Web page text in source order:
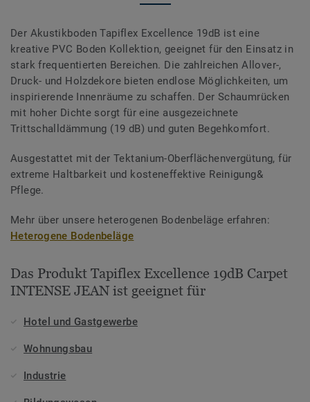
Der Akustikboden Tapiflex Excellence 19dB ist eine
kreative PVC Boden Kollektion, geeignet für den Einsatz in
stark frequentierten Bereichen. Die zahlreichen Allover-,
Druck- und Holzdekore bieten endlose Möglichkeiten, um
inspirierende Innenräume zu schaffen. Der Schaumrücken
mit hoher Dichte sorgt für eine ausgezeichnete
Trittschalldämmung (19 dB) und guten Begehkomfort.
Ausgestattet mit der Tektanium-Oberflächenvergütung, für
extreme Haltbarkeit und kosteneffektive Reinigung&
Pflege.
Mehr über unsere heterogenen Bodenbeläge erfahren:
Heterogene Bodenbeläge
Das Produkt Tapiflex Excellence 19dB Carpet
INTENSE JEAN ist geeignet für
Hotel und Gastgewerbe
Wohnungsbau
Industrie